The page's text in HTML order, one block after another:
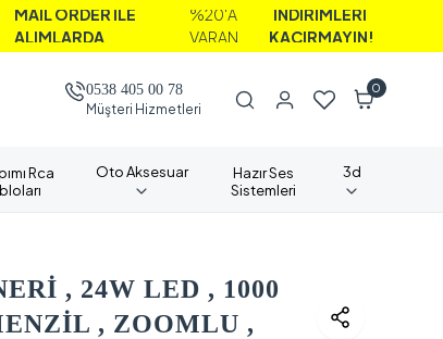
İLE
%20'A
İNDİRİMLERİ
KAÇIRMAYIN!
0538 405 00 78
Müşteri Hizmetleri
0
Rca
Oto Aksesuar
Hazır Ses
Sistemleri
3d
, 24W LED , 1000
, ZOOMLU ,